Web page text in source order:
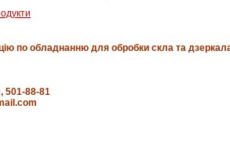
по обладнанню для обробки скла та
501-88-81